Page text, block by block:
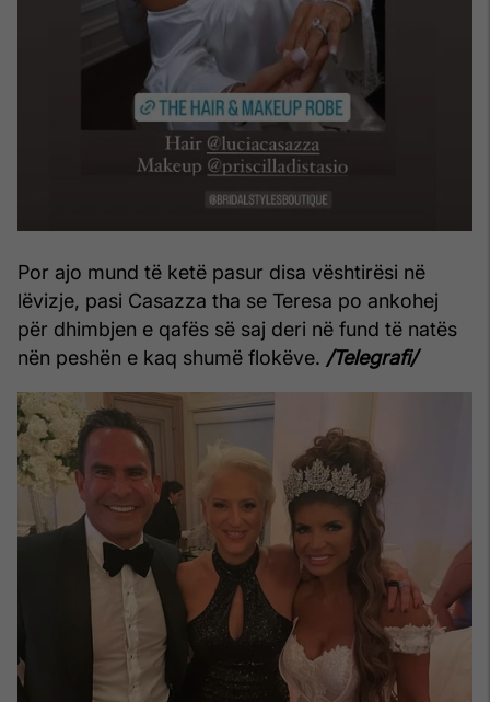
Por ajo mund të ketë pasur disa vështirësi në
lëvizje, pasi Casazza tha se Teresa po ankohej
për dhimbjen e qafës së saj deri në fund të natës
nën peshën e kaq shumë flokëve. /Telegrafi/